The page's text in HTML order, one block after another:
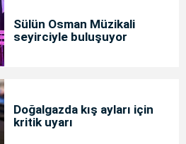
Sülün Osman Müzikali
seyirciyle buluşuyor
Doğalgazda kış ayları için
kritik uyarı